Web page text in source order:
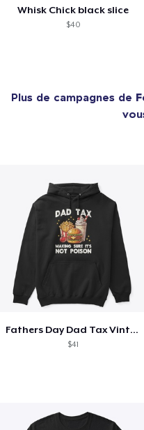
Whisk Chick black slice
$40
Plus de campagnes de
Fathers Day Dad Tax Vintage Papa T-Shirt
$41